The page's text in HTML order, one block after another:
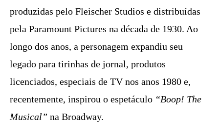
produzidas pelo Fleischer Studios e distribuídas
pela Paramount Pictures na década de 1930. Ao
longo dos anos, a personagem expandiu seu
legado para tirinhas de jornal, produtos
licenciados, especiais de TV nos anos 1980 e,
recentemente, inspirou o espetáculo “Boop! The
Musical” na Broadway.